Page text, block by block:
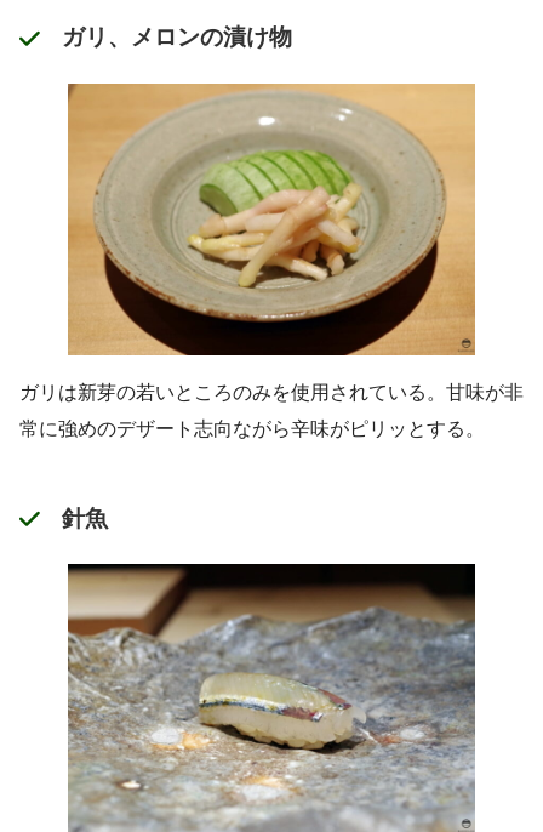
ガリ、メロンの漬け物
ガリは新芽の若いところのみを使用されている。甘味が非
常に強めのデザート志向ながら辛味がピリッとする。
針魚